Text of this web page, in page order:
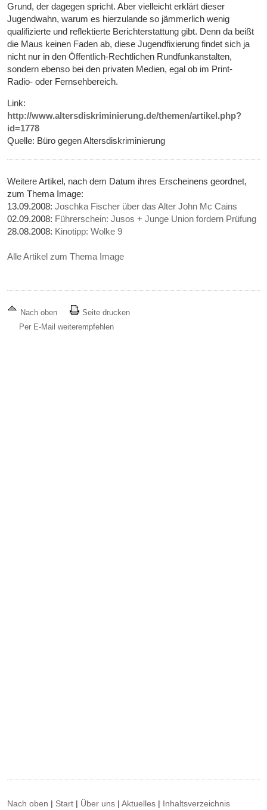
Grund, der dagegen spricht. Aber vielleicht erklärt dieser
Jugendwahn, warum es hierzulande so jämmerlich wenig
qualifizierte und reflektierte Berichterstattung gibt. Denn da beißt
die Maus keinen Faden ab, diese Jugendfixierung findet sich ja
nicht nur in den Öffentlich-Rechtlichen Rundfunkanstalten,
sondern ebenso bei den privaten Medien, egal ob im Print-
Radio- oder Fernsehbereich.
Link:
http://www.altersdiskriminierung.de/themen/artikel.php?
id=1778
Quelle: Büro gegen Altersdiskriminierung
Weitere Artikel, nach dem Datum ihres Erscheinens geordnet,
zum Thema Image:
13.09.2008:Joschka Fischer über das Alter John Mc Cains
02.09.2008: Führerschein: Jusos + Junge Union fordern Prüfung
28.08.2008: Kinotipp: Wolke 9
Alle Artikel zum Thema Image
Nach oben
Seite drucken
Per E-Mail weiterempfehlen
Nach oben | Start | Über uns |Aktuelles | Inhaltsverzeichnis